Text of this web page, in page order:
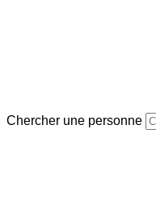
Chercher une personne